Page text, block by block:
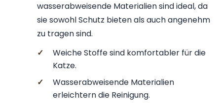
wasserabweisende Materialien sind ideal, da
sie sowohl Schutz bieten als auch angenehm
zu tragen sind.
✓
Weiche Stoffe sind komfortabler für die
Katze.
✓
Wasserabweisende Materialien
erleichtern die Reinigung.